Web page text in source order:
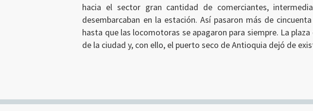
hacia el sector gran cantidad de comerciantes,
desembarcaban en la estación. Así pasaron más de
hasta que las locomotoras se apagaron para siempre. La
de la ciudad y, con ello, el puerto seco de Antioquia dejó de